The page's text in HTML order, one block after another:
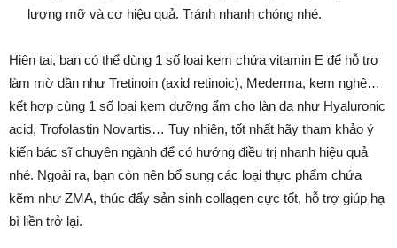
lượng mỡ và cơ hiệu quả. Tránh nhanh chóng nhé.
Hiện tại, bạn có thể dùng 1 số loại kem chứa vitamin E để hỗ trợ
làm mờ dần như Tretinoin (axid retinoic), Mederma, kem nghệ…
kết hợp cùng 1 số loại kem dưỡng ẩm cho làn da như Hyaluronic
acid, Trofolastin Novartis… Tuy nhiên, tốt nhất hãy tham khảo ý
kiến bác sĩ chuyên ngành để có hướng điều trị nhanh hiệu quả
nhé. Ngoài ra, bạn còn nên bổ sung các loại thực phẩm chứa
kẽm như ZMA, thúc đẩy sản sinh collagen cực tốt, hỗ trợ giúp hạ
bì liền trở lại.